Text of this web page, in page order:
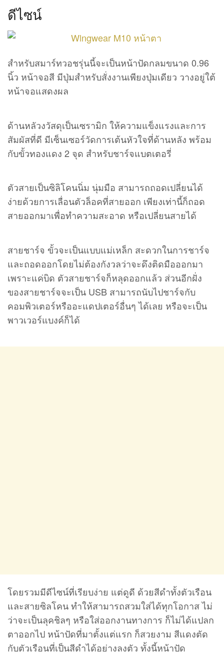
ดีไซน์
สำหรับสมาร์ทวอชรุ่นนี้จะเป็นหน้าปัดกลมขนาด 0.96
นิ้ว หน้าจอสี มีปุ่มสำหรับสั่งงานเพียงปุ่มเดียว วางอยู่ใต้
หน้าจอแสดงผล
ด้านหลัวงวัสดุเป็นเซรามิก ให้ความแข็งแรงและการ
สัมผัสที่ดี มีเซ็นเซอร์วัดการเต้นหัวใจที่ด้านหลัง พร้อม
กับขั้วทองแดง 2 จุด สำหรับชาร์จแบตเตอรี่
ตัวสายเป็นซิลิโคนนิ่ม นุ่มมือ สามารถถอดเปลี่ยนได้
ง่ายด้วยการเลื่อนตัวล็อคที่สายออก เพียงเท่านี้ก็ถอด
สายออกมาเพื่อทำความสะอาด หรือเปลี่ยนสายได้
สายชาร์จ ขั้วจะเป็นแบบแม่เหล็ก สะดวกในการชาร์จ
และถอดออกโดยไม่ต้องกังวลว่าจะดึงติดมือออกมา
เพราะแค่บิด ตัวสายชาร์จก็หลุดออกแล้ว ส่วนอีกฝั่ง
ของสายชาร์จจะเป็น USB สามารถนับไปชาร์จกับ
คอมพิวเตอร์หรืออะแดปเตอร์อื่นๆ ได้เลย หรือจะเป็น
พาวเวอร์แบงค์ก็ได้
โดยรวมมีดีไซน์ที่เรียบง่าย แต่ดูดี ด้วยสีดำทั้งตัวเรือน
และสายซิลโคน ทำให้สามารถสวมใส่ได้ทุกโอกาส ไม่
ว่าจะเป็นลุคชิลๆ หรือใส่ออกงานทางการ ก็ไม่ได้แปลก
ตาออกไป หน้าปัดที่มาตั้งแต่แรก ก็สวยงาม สีแดงตัด
กับตัวเรือนที่เป็นสีดำได้อย่างลงตัว ทั้งนี้หน้าปัด